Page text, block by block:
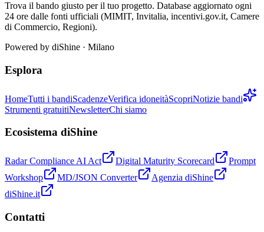
Trova il bando giusto per il tuo progetto. Database aggiornato ogni
24 ore dalle fonti ufficiali (MIMIT, Invitalia, incentivi.gov.it, Camere
di Commercio, Regioni).
Powered by diShine · Milano
Esplora
HomeTutti i bandiScadenzeVerifica idoneitàScopriNotizie bandi
Strumenti gratuitiNewsletterChi siamo
Ecosistema diShine
Radar Compliance AI Act Digital Maturity Scorecard
Prompt
Workshop
MD/JSON Converter
Agenzia diShine
diShine.it
Contatti